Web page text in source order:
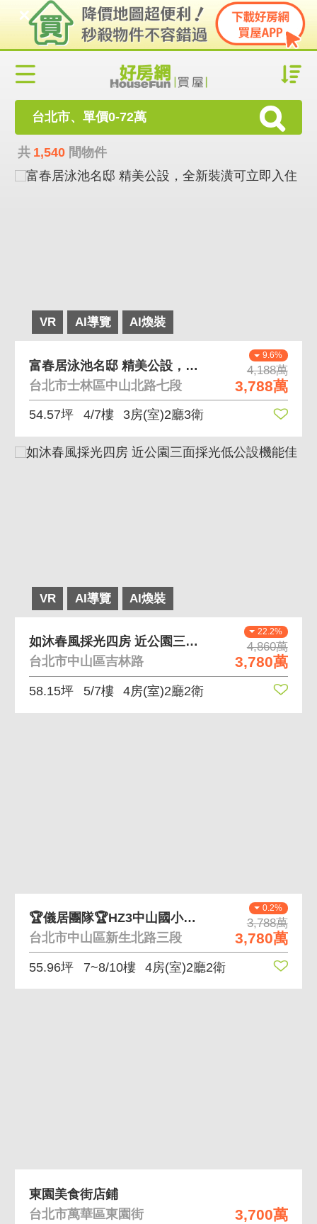
台北市、單價0-72萬
共 1,540 間物件
VR AI導覽 AI煥裝
9.6%
4,188萬
3,788萬
富春居泳池名邸 精美公設，全新裝潢可立即入住
台北市士林區中山北路七段
54.57坪 4/7樓 3房(室)2廳3衛
VR AI導覽 AI煥裝
22.2%
4,860萬
3,780萬
如沐春風採光四房 近公園三面採光低公設機能佳
台北市中山區吉林路
58.15坪 5/7樓 4房(室)2廳2衛
0.2%
3,788萬
3,780萬
🏆儀居團隊🏆HZ3中山國小捷運雙拼樓中樓
台北市中山區新生北路三段
55.96坪 7~8/10樓 4房(室)2廳2衛
3,700萬
東園美食街店鋪
台北市萬華區東園街